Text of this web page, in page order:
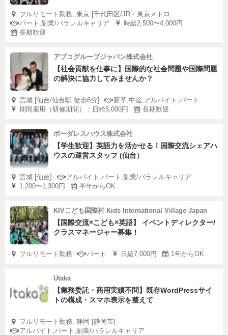
フルリモート勤務, 東京 [千代田区/JR・東京メトロ...
パート,副業/パラレルキャリア
時給2,500〜4,000円
長期歓迎
アプコグループジャパン株式会社
【社会貢献を仕事に】国際的な社会問題や国際問題
の解決に協力してみませんか？
宮城 [仙台/仙台駅 徒歩6分]
新卒,中途,アルバイト,パート
期間雇用（研修期間）：日給5,000円
長期歓迎
ボーダレスハウス株式会社
【学生歓迎】英語力を活かせる！国際交流シェアハ
ウスの運営スタッフ (仙台）
宮城 [仙台]
アルバイト,パート,副業/パラレルキャリア
1,200〜1,300円
半年からOK
KIVこども国際村 Kids International Village Japan
【国際交流×こども×英語】 イベントディレクター/
クラスマネージャー募集！
フルリモート勤務 パート 日給7,000円 1年からOK
Utaka
【業務委託・商用実績不問】既存WordPressサイ
トの構成・スマホ表示を整えて
フルリモート勤務, 静岡 [静岡市]
アルバイト,パート,副業/パラレルキャリア